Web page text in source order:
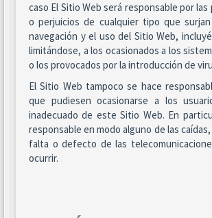
caso El Sitio Web será responsable por las
o perjuicios de cualquier tipo que
navegación y el uso del Sitio Web,
limitándose, a los ocasionados a los
o los provocados por la introducción de
El Sitio Web tampoco se hace
que pudiesen ocasionarse a los
inadecuado de este Sitio Web. En
responsable en modo alguno de las
falta o defecto de las
ocurrir.